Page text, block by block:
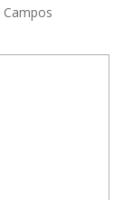
Campos